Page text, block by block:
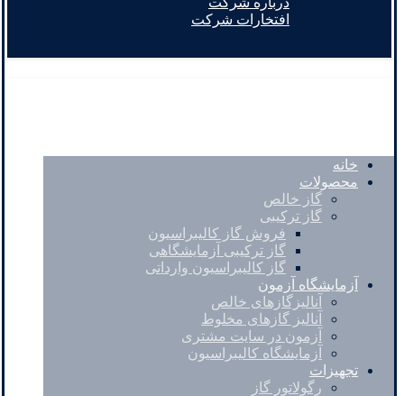
افتخارات شرکت
خانه
محصولات
گاز خالص
گاز ترکیبی
فروش گاز کالیبراسیون
گاز ترکیبی آزمایشگاهی
گاز کالیبراسیون وارداتی
آزمایشگاه آزمون
آنالیزگازهای خالص
آنالیز گازهای مخلوط
آزمون در سایت مشتری
آزمایشگاه کالیبراسیون
تجهیزات
رگولاتور گاز